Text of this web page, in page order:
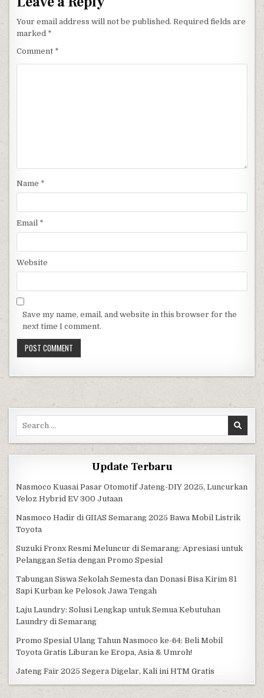
Your email address will not be published. Required fields are
marked *
Comment *
Name *
Email *
Website
Save my name, email, and website in this browser for the
next time I comment.
Search for:
Update Terbaru
Nasmoco Kuasai Pasar Otomotif Jateng-DIY 2025, Luncurkan
Veloz Hybrid EV 300 Jutaan
Nasmoco Hadir di GIIAS Semarang 2025 Bawa Mobil Listrik
Toyota
Suzuki Fronx Resmi Meluncur di Semarang: Apresiasi untuk
Pelanggan Setia dengan Promo Spesial
Tabungan Siswa Sekolah Semesta dan Donasi Bisa Kirim 81
Sapi Kurban ke Pelosok Jawa Tengah
Laju Laundry: Solusi Lengkap untuk Semua Kebutuhan
Laundry di Semarang
Promo Spesial Ulang Tahun Nasmoco ke-64: Beli Mobil
Toyota Gratis Liburan ke Eropa, Asia & Umroh!
Jateng Fair 2025 Segera Digelar, Kali ini HTM Gratis